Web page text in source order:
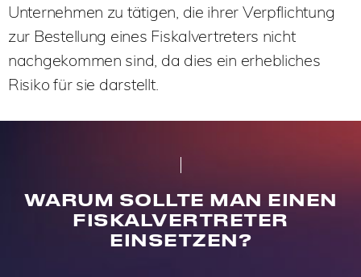
Unternehmen zu tätigen, die ihrer Verpflichtung
zur Bestellung eines Fiskalvertreters nicht
nachgekommen sind, da dies ein erhebliches
Risiko für sie darstellt.
WARUM SOLLTE MAN EINEN
FISKALVERTRETER
EINSETZEN?